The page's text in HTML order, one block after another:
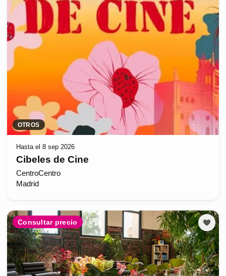
OTROS
Hasta el 8 sep 2026
Cibeles de Cine
CentroCentro
Madrid
Consultar precio